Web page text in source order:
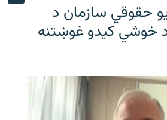
حقوقي سازمان د
د خوشي کیدو غوښتنه